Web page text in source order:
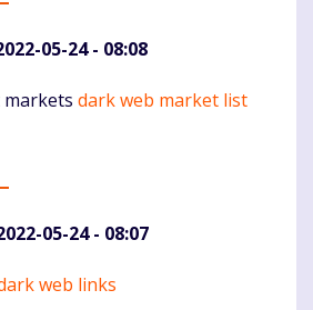
05-24 - 08:08
dark web market list
05-24 - 08:07
web links